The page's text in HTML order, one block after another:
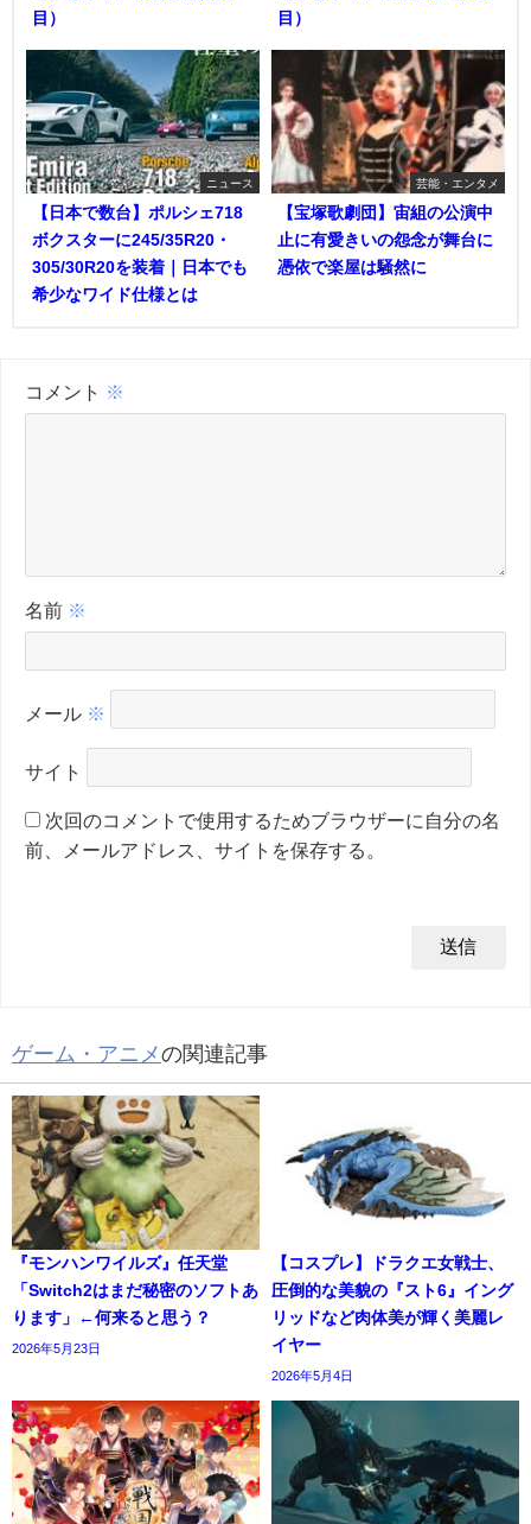
目）
目）
ニュース
【日本で数台】ポルシェ718
ボクスターに245/35R20・
305/30R20を装着｜日本でも
希少なワイド仕様とは
芸能・エンタメ
【宝塚歌劇団】宙組の公演中
止に有愛きいの怨念が舞台に
憑依で楽屋は騒然に
コメント ※
名前 ※
メール ※
サイト
次回のコメントで使用するためブラウザーに自分の名
前、メールアドレス、サイトを保存する。
ゲーム・アニメの関連記事
『モンハンワイルズ』任天堂
「Switch2はまだ秘密のソフトあ
ります」←何来ると思う？
2026年5月23日
【コスプレ】ドラクエ女戦士、
圧倒的な美貌の『スト6』イング
リッドなど肉体美が輝く美麗レ
イヤー
2026年5月4日